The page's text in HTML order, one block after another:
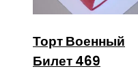
Торт Военный
Билет 469